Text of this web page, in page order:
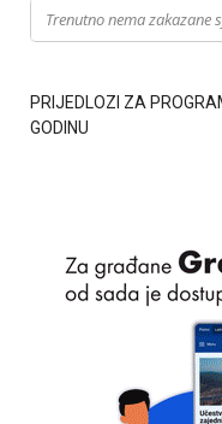
Trenutno nema zakazane
PRIJEDLOZI ZA
GODINU